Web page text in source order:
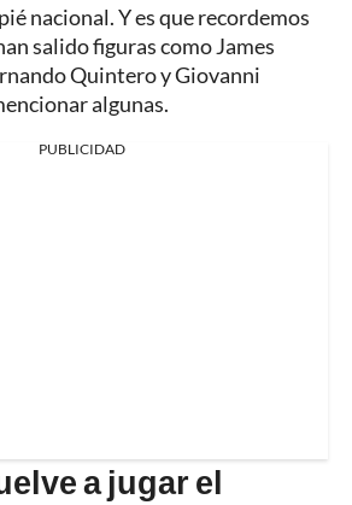
nacional. Y es que recordemos
salido figuras como James
Quintero y Giovanni
algunas.
PUBLICIDAD
a jugar el